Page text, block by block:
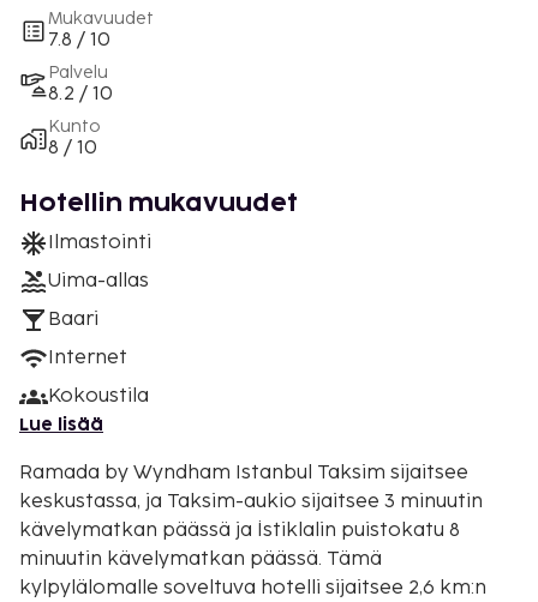
Mukavuudet
7.8 / 10
Palvelu
8.2 / 10
Kunto
8 / 10
Hotellin mukavuudet
Ilmastointi
Uima-allas
Baari
Internet
Kokoustila
Lue lisää
Ramada by Wyndham Istanbul Taksim sijaitsee
keskustassa, ja Taksim-aukio sijaitsee 3 minuutin
kävelymatkan päässä ja İstiklalin puistokatu 8
minuutin kävelymatkan päässä. Tämä
kylpylälomalle soveltuva hotelli sijaitsee 2,6 km:n